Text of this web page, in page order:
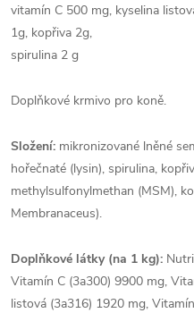
vitamín C 500 mg, kyselina
1g, kopřiva 2g,
spirulina 2 g
Doplňkové krmivo pro koně.
Složení: mikronizované lněné
hořečnaté (lysin), spirulina,
methylsulfonylmethan (MSM),
Membranaceus).
Doplňkové látky (na 1 kg):
Vitamín C (3a300) 9900 mg,
listová (3a316) 1920 mg,